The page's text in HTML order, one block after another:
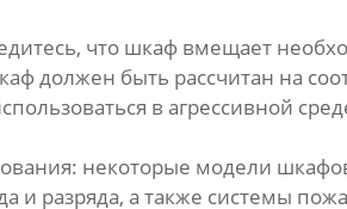
что шкаф вмещает
должен быть рассчитан на
в агрессивной
некоторые модели
и разряда, а также системы